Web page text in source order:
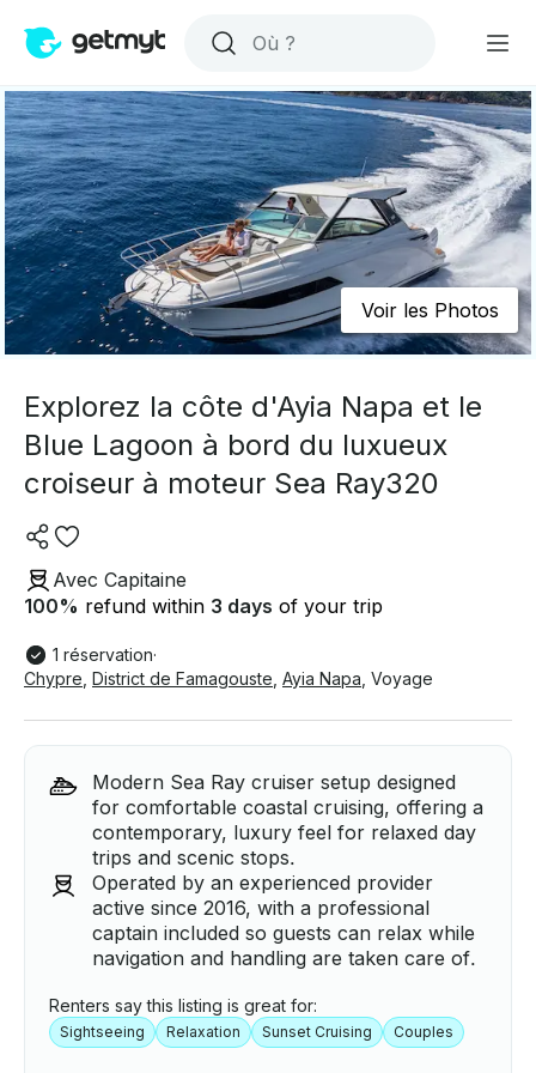
Voir les Photos
Explorez la côte d'Ayia Napa et le
Blue Lagoon à bord du luxueux
croiseur à moteur Sea Ray320
Avec Capitaine
100% refund within 3 days of your trip
1 réservation·
Chypre District de Famagouste Ayia Napa Voyage
Modern Sea Ray cruiser setup designed
for comfortable coastal cruising, offering a
contemporary, luxury feel for relaxed day
trips and scenic stops.
Operated by an experienced provider
active since 2016, with a professional
captain included so guests can relax while
navigation and handling are taken care of.
Renters say this listing is great for:
Sightseeing Relaxation Sunset Cruising Couples